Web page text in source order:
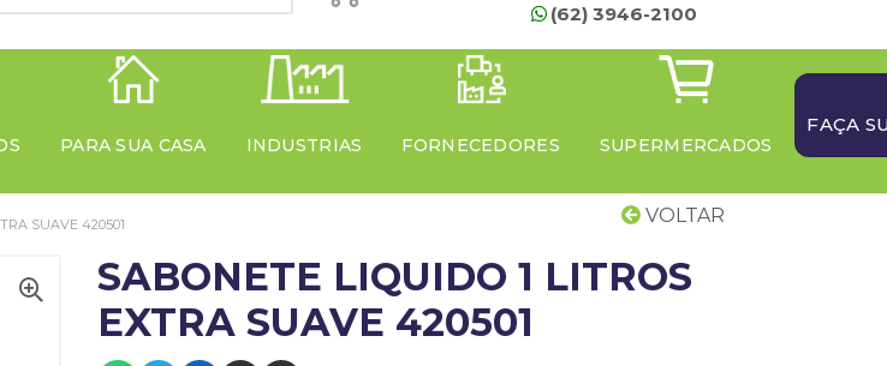
(62) 3946-2100
PARA SUA CASA INDUSTRIAS FORNECEDORES SUPERMERCADOS
FAÇA
VOLTAR
SUAVE 420501
SABONETE LIQUIDO 1 LITROS
EXTRA SUAVE 420501